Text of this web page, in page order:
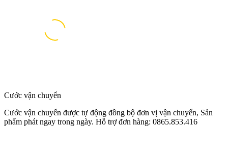
Cước vận chuyển
Cước vận chuyển được tự động đồng bộ đơn vị vận chuyển, Sản
phẩm phát ngay trong ngày. Hỗ trợ đơn hàng: 0865.853.416